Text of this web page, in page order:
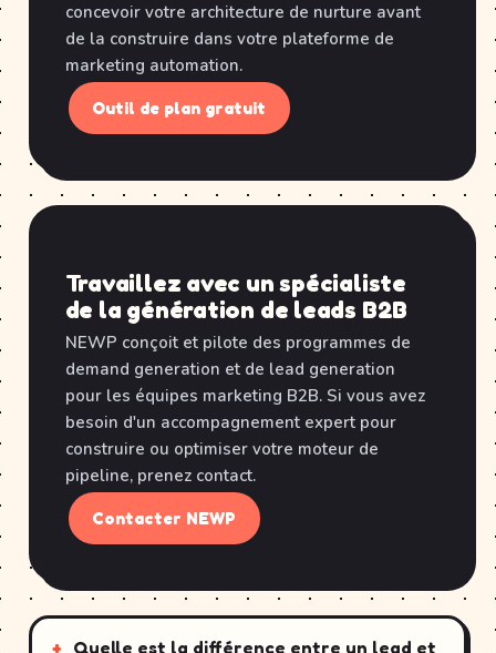
concevoir votre architecture de nurture avant
de la construire dans votre plateforme de
marketing automation.
Outil de plan gratuit
Travaillez avec un spécialiste
de la génération de leads B2B
NEWP conçoit et pilote des programmes de
demand generation et de lead generation
pour les équipes marketing B2B. Si vous avez
besoin d'un accompagnement expert pour
construire ou optimiser votre moteur de
pipeline, prenez contact.
Contacter NEWP
Quelle est la différence entre un lead et